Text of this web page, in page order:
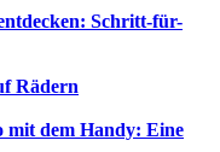
Schritt-für-
Rädern
mit dem Handy: Eine